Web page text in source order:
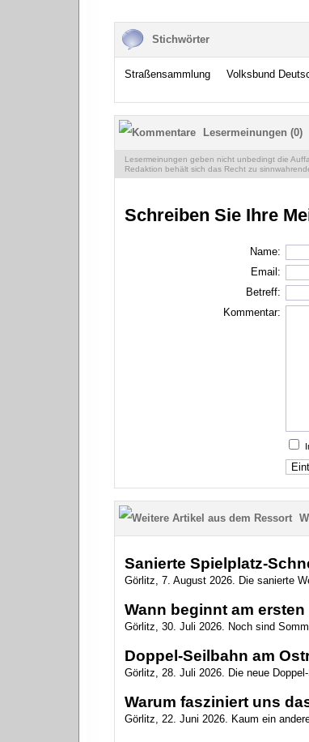
Stichwörter
Straßensammlung Volksbund
Lesermeinungen (0)
Lesermeinungen geben nicht unbedingt die
Redaktion behält sich das Recht zu
Schreiben Sie Ihre
Name:
Email:
Betreff:
Kommentar:
Sanierte Spielplatz-
Görlitz, 7. August 2026. Die sanierte
Wann beginnt am
Görlitz, 30. Juli 2026. Noch sind
Doppel-Seilbahn am
Görlitz, 28. Juli 2026. Die neue
Warum fasziniert uns
Görlitz, 22. Juni 2026. Kaum ein